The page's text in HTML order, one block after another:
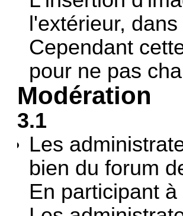
l'extérieur,
Cependant
pour ne pas
Modération
3.1
Les
bien du forum
En participant